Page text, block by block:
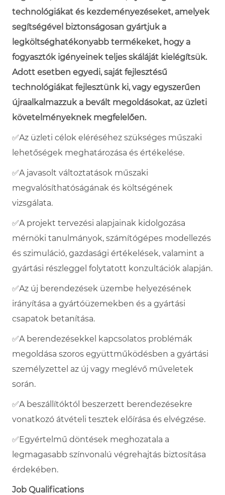
technológiákat és kezdeményezéseket, amelyek
segítségével biztonságosan gyártjuk a
legköltséghatékonyabb termékeket, hogy a
fogyasztók igényeinek teljes skáláját kielégítsük.
Adott esetben egyedi, saját fejlesztésű
technológiákat fejlesztünk ki, vagy egyszerűen
újraalkalmazzuk a bevált megoldásokat, az üzleti
követelményeknek megfelelően.
✅Az üzleti célok eléréséhez szükséges műszaki
lehetőségek meghatározása és értékelése.
✅A javasolt változtatások műszaki
megvalósíthatóságának és költségének
vizsgálata.
✅A projekt tervezési alapjainak kidolgozása
mérnöki tanulmányok, számítógépes modellezés
és szimuláció, gazdasági értékelések, valamint a
gyártási részleggel folytatott konzultációk alapján.
✅Az új berendezések üzembe helyezésének
irányítása a gyártóüzemekben és a gyártási
csapatok betanítása.
✅A berendezésekkel kapcsolatos problémák
megoldása szoros együttműködésben a gyártási
személyzettel az új vagy meglévő műveletek
során.
✅A beszállítóktól beszerzett berendezésekre
vonatkozó átvételi tesztek előírása és elvégzése.
✅Egyértelmű döntések meghozatala a
legmagasabb színvonalú végrehajtás biztosítása
érdekében.
Job Qualifications